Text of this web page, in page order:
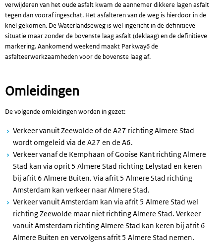
verwijderen van het oude asfalt kwam de aannemer dikkere lagen asfalt
tegen dan vooraf ingeschat. Het asfalteren van de weg is hierdoor in de
knel gekomen. De Waterlandseweg is wel ingericht in de definitieve
situatie maar zonder de bovenste laag asfalt (deklaag) en de definitieve
markering. Aankomend weekend maakt Parkway6 de
asfalteerwerkzaamheden voor de bovenste laag af.
Omleidingen
De volgende omleidingen worden in gezet:
Verkeer vanuit Zeewolde of de A27 richting Almere Stad
wordt omgeleid via de A27 en de A6.
Verkeer vanaf de Kemphaan of Gooise Kant richting Almere
Stad kan via oprit 5 Almere Stad richting Lelystad en keren
bij afrit 6 Almere Buiten. Via afrit 5 Almere Stad richting
Amsterdam kan verkeer naar Almere Stad.
Verkeer vanuit Amsterdam kan via afrit 5 Almere Stad wel
richting Zeewolde maar niet richting Almere Stad. Verkeer
vanuit Amsterdam richting Almere Stad kan keren bij afrit 6
Almere Buiten en vervolgens afrit 5 Almere Stad nemen.